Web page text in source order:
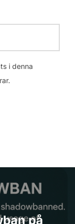
i denna
på